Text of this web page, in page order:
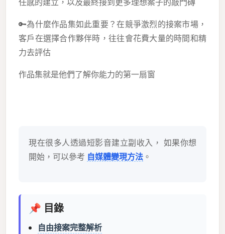
任感的建立，以及最終接到更多理想案子的敲門磚
🔑為什麼作品集如此重要？在競爭激烈的接案市場，
客戶在選擇合作夥伴時，往往會花費大量的時間和精
力去評估
作品集就是他們了解你能力的第一扇窗
現在很多人透過短影音建立副收入， 如果你想
開始，可以參考 自媒體變現方法 。
📌 目錄
自由接案完整解析